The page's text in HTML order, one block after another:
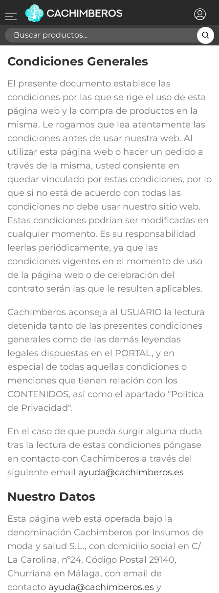
Condiciones Generales
El presente documento establece las
condiciones por las que se rige el uso de esta
página web y la compra de productos en la
misma. Le rogamos que lea atentamente las
condiciones antes de usar nuestra web. Al
utilizar esta página web o hacer un pedido a
través de la misma, usted consiente en
quedar vinculado por estas condiciones, por lo
que si no está de acuerdo con todas las
condiciones no debe usar nuestro sitio web.
Estas condiciones podrían ser modificadas en
cualquier momento. Es su responsabilidad
leerlas periódicamente, ya que las
condiciones vigentes en el momento de uso
de la página web o de celebración del
contrato serán las que le resulten aplicables.
Cachimberos aconseja al USUARIO la lectura
detenida tanto de las presentes condiciones
generales como de las demás leyendas
legales dispuestas en el PORTAL, y en
especial de todas aquellas condiciones o
menciones que tienen relación con los
CONTENIDOS, así como el apartado "Política
de Privacidad".
En el caso de que pueda surgir alguna duda
tras la lectura de estas condiciones póngase
en contacto con Cachimberos a través del
siguiente email ayuda@cachimberos.es
Nuestro Datos
Esta página web está operada bajo la
denominación Cachimberos por Insumos de
moda y salud S.L., con domicilio social en C/
La Carolina, nº24, Código Postal 29140,
Churriana en Málaga, con email de
contacto ayuda@cachimberos.es y
Registrarse ×
Necesitas hacer login para guardar productos en tu
lista de deseos
Cancelar Registrarse